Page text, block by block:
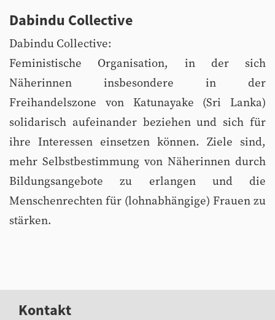
Dabindu Collective
Dabindu Collective:
Feministische Organisation, in der sich
Näherinnen insbesondere in der
Freihandelszone von Katunayake (Sri Lanka)
solidarisch aufeinander beziehen und sich für
ihre Interessen einsetzen können. Ziele sind,
mehr Selbstbestimmung von Näherinnen durch
Bildungsangebote zu erlangen und die
Menschenrechten für (lohnabhängige) Frauen zu
stärken.
Kontakt